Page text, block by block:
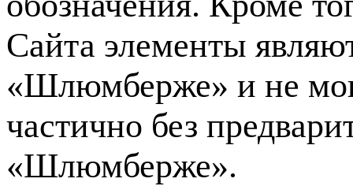
Сайта элементы
«Шлюмберже» и не
частично без
«Шлюмберже».